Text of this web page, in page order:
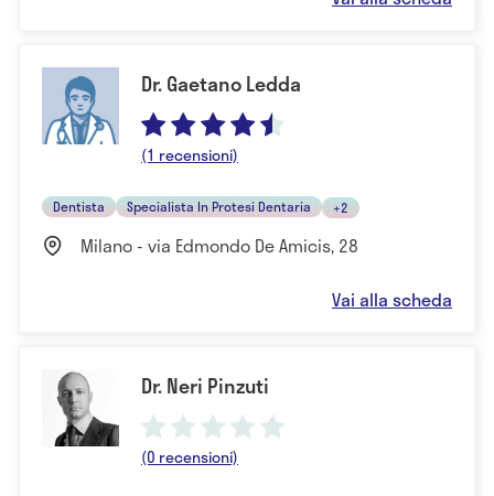
Dr. Gaetano Ledda
(1 recensioni)
Dentista Specialista In Protesi Dentaria +2
Milano - via Edmondo De Amicis, 28
Vai alla scheda
Dr. Neri Pinzuti
(0 recensioni)